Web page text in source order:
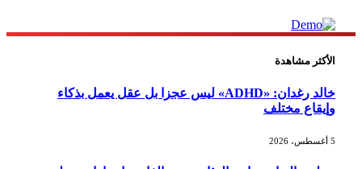
الأكثر مشاهدة
خالد رغدان: «ADHD» ليس عجزا بل عقل يعمل بذكاء
وإيقاع مختلف